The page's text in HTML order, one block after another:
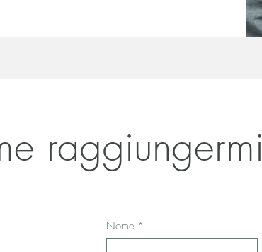
raggiungermi
Nome *